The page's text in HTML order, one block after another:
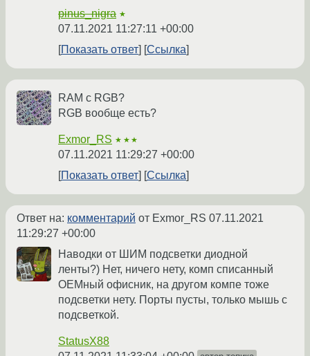
pinus_nigra ★
07.11.2021 11:27:11 +00:00
Показать ответ
Ссылка
RAM с RGB?
RGB вообще есть?
Exmor_RS ★★★
07.11.2021 11:29:27 +00:00
Показать ответ
Ссылка
Ответ на: комментарий от Exmor_RS 07.11.2021
11:29:27 +00:00
Наводки от ШИМ подсветки диодной
ленты?) Нет, ничего нету, комп списанный
ОЕМный офисник, на другом компе тоже
подсветки нету. Порты пусты, только мышь с
подсветкой.
StatusX88